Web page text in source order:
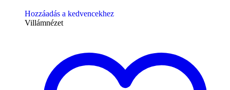
Hozzáadás a kedvencekhez
Villámnézet